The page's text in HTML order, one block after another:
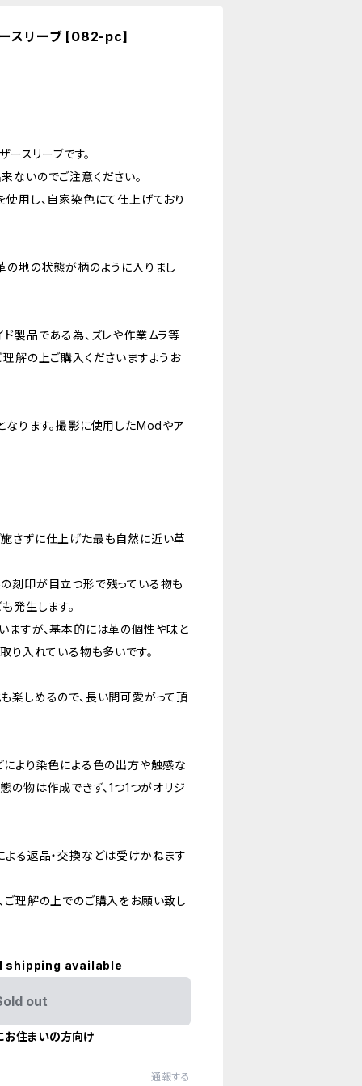
スリーブ [082-pc]
スリーブです。
ないのでご注意ください。
使用し、自家染色にて仕上げており
の地の状態が柄のように入りまし
製品である為、ズレや作業ムラ等
解の上ご購入くださいますようお
ります。撮影に使用したModやア
さずに仕上げた最も自然に近い革
刻印が目立つ形で残っている物も
発生します。
ますが、基本的には革の個性や味と
り入れている物も多いです。
楽しめるので、長い間可愛がって頂
により染色による色の出方や触感な
の物は作成できず、1つ1つがオリジ
よる返品・交換などは受けかねます
ご理解の上でのご購入をお願い致し
shipping available
out
お住まいの方向け
通報する